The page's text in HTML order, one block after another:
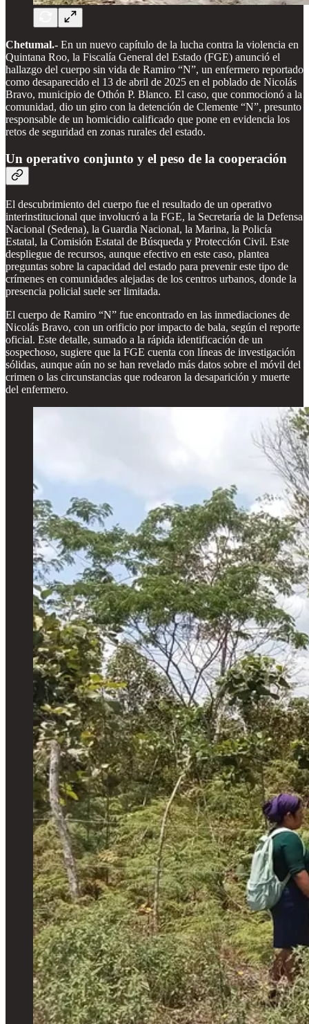
Chetumal.- En un nuevo capítulo de la lucha contra la violencia en
Quintana Roo, la Fiscalía General del Estado (FGE) anunció el
hallazgo del cuerpo sin vida de Ramiro “N”, un enfermero reportado
como desaparecido el 13 de abril de 2025 en el poblado de Nicolás
Bravo, municipio de Othón P. Blanco. El caso, que conmocionó a la
comunidad, dio un giro con la detención de Clemente “N”, presunto
responsable de un homicidio calificado que pone en evidencia los
retos de seguridad en zonas rurales del estado.
Un operativo conjunto y el peso de la cooperación
El descubrimiento del cuerpo fue el resultado de un operativo
interinstitucional que involucró a la FGE, la Secretaría de la Defensa
Nacional (Sedena), la Guardia Nacional, la Marina, la Policía
Estatal, la Comisión Estatal de Búsqueda y Protección Civil. Este
despliegue de recursos, aunque efectivo en este caso, plantea
preguntas sobre la capacidad del estado para prevenir este tipo de
crímenes en comunidades alejadas de los centros urbanos, donde la
presencia policial suele ser limitada.
El cuerpo de Ramiro “N” fue encontrado en las inmediaciones de
Nicolás Bravo, con un orificio por impacto de bala, según el reporte
oficial. Este detalle, sumado a la rápida identificación de un
sospechoso, sugiere que la FGE cuenta con líneas de investigación
sólidas, aunque aún no se han revelado más datos sobre el móvil del
crimen o las circunstancias que rodearon la desaparición y muerte
del enfermero.